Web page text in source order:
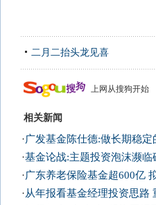
二月二抬头龙见喜
上网从搜狗开始
相关新闻
·广发基金陈仕德:做长期稳定
·基金论战:主题投资泡沫濒临
·广东养老保险基金超600亿
·从年报看基金经理投资思路